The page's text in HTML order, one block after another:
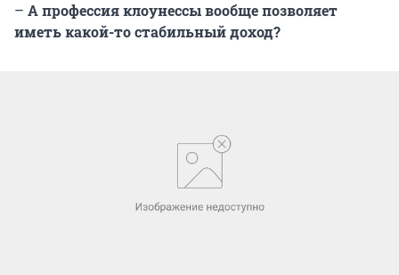
– А профессия клоунессы вообще позволяет
иметь какой-то стабильный доход?